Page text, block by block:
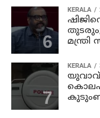
KERALA
KERALA
യുവാവ്